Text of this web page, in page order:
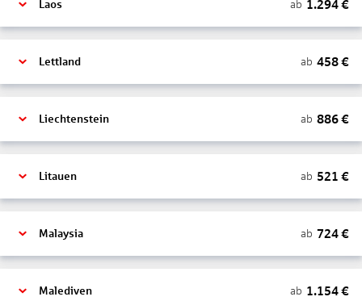
Laos ab 1.294€
Lettland ab 458€
Liechtenstein ab 886€
Litauen ab 521 €
Malaysia ab 724€
Malediven ab 1.154€